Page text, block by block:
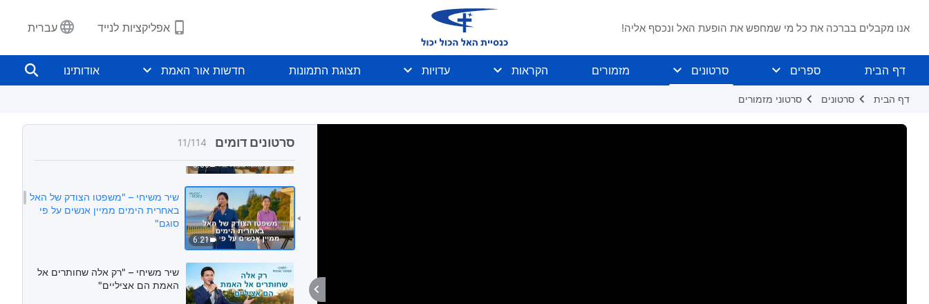
אנו מקבלים בברכה את כל מי שמחפש את הופעת האל ונכסף אליה! אפליקציות לנייד עברית
דף הבית ספרים סרטונים מזמורים הקראות עדויות תצוגת התמונות חדשות אור האמת אודותינו
דף הבית סרטונים סרטוני מזמורים
סרטונים דומים 11/114
5:47
על חטא של מלך נינוה"
5:30
6:21
שיר משיחי – "משפטו הצודק של האל
באחרית הימים ממיין אנשים על פי
סוגם"
שיר משיחי – "רק אלה שחותרים אל
האמת הם אציליים"